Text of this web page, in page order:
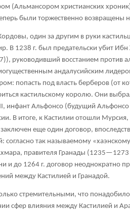
(Альмансором христианских
были торжественно возвращены
один за другим в руки
В 1238 г. был предательски убит
руководивший восстанием против
андалусийским
попасть под власть берберов (от
кастильскому королю. Они
инфант Альфонсо (будущий Альфонсо
В итоге, к Кастилии отошли Мурсия,
еще один договор,
так называемому
правителя Гранады (1235—1273
и до 1264 г. договор неоднократно
между Кастилией и Гранадой.
стремительными, что
сфер влияния между Кастилией и